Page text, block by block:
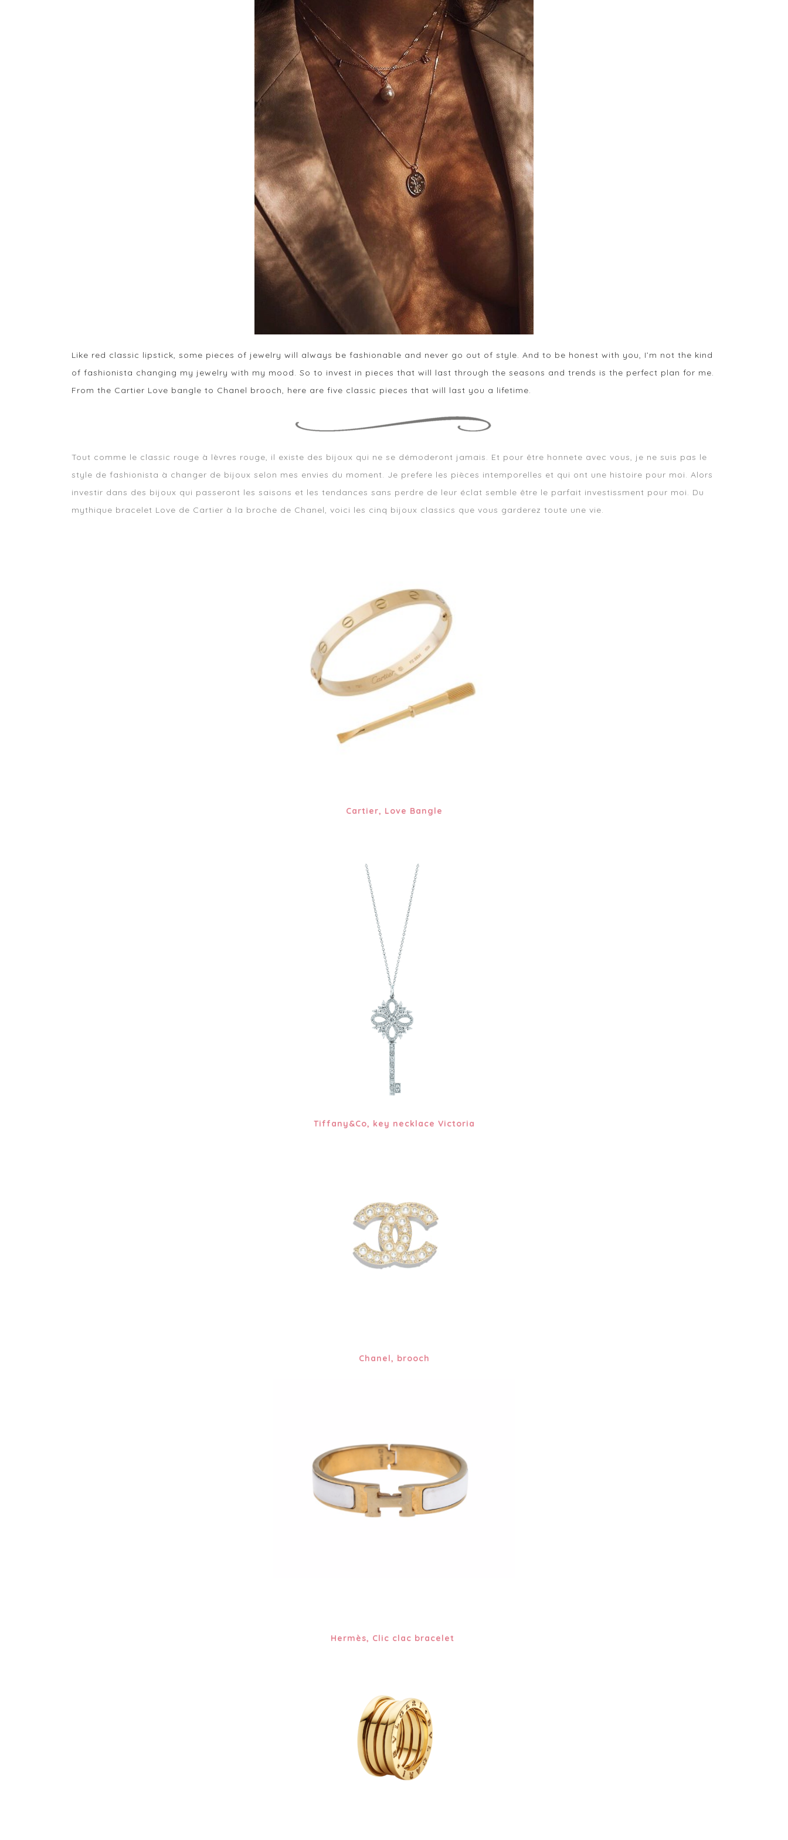
Like red classic lipstick, some pieces of jewelry will always be fashionable and never go out of style. And to be honest with you, I’m not the kind
of fashionista changing my jewelry with my mood. So to invest in pieces that will last through the seasons and trends is the perfect plan for me.
From the Cartier Love bangle to Chanel brooch, here are five classic pieces that will last you a lifetime.
Tout comme le classic rouge à lèvres rouge, il existe des bijoux qui ne se démoderont jamais. Et pour être honnete avec vous, je ne suis pas le
style de fashionista à changer de bijoux selon mes envies du moment. Je prefere les pièces intemporelles et qui ont une histoire pour moi. Alors
investir dans des bijoux qui passeront les saisons et les tendances sans perdre de leur éclat semble être le parfait investissment pour moi. Du
mythique bracelet Love de Cartier à la broche de Chanel, voici les cinq bijoux classics que vous garderez toute une vie.
Cartier, Love Bangle
Tiffany&Co, key necklace Victoria
Chanel, brooch
Hermès, Clic clac bracelet